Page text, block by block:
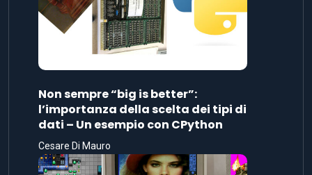
Non sempre “big is better”:
l’importanza della scelta dei tipi di
dati – Un esempio con CPython
Cesare Di Mauro